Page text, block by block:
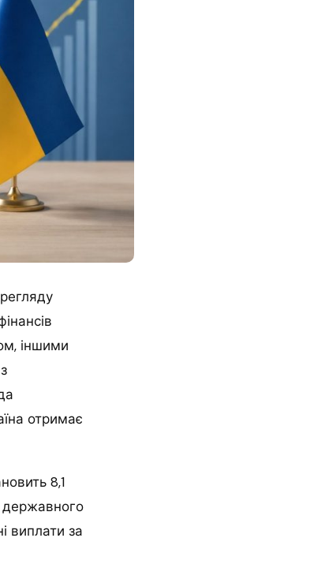
іншими
з
отримає
8,1
виплати за